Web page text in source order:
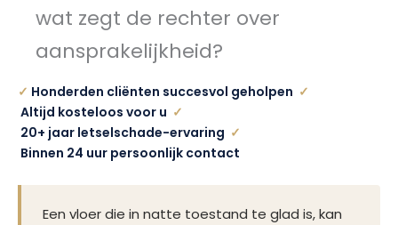
wat zegt de rechter over
aansprakelijkheid?
✓ Honderden cliënten succesvol geholpen ✓
Altijd kosteloos voor u ✓
20+ jaar letselschade-ervaring ✓
Binnen 24 uur persoonlijk contact
Een vloer die in natte toestand te glad is, kan